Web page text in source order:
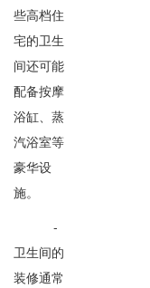
些高档住
宅的卫生
间还可能
配备按摩
浴缸、蒸
汽浴室等
豪华设
施。
-
卫生间的
装修通常